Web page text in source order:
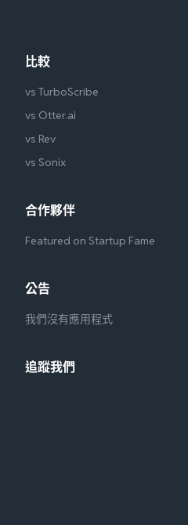
比較
vs TurboScribe
vs Otter.ai
vs Rev
vs Sonix
合作夥伴
Featured on Startup Fame
公告
我們沒有應用程式
追蹤我們